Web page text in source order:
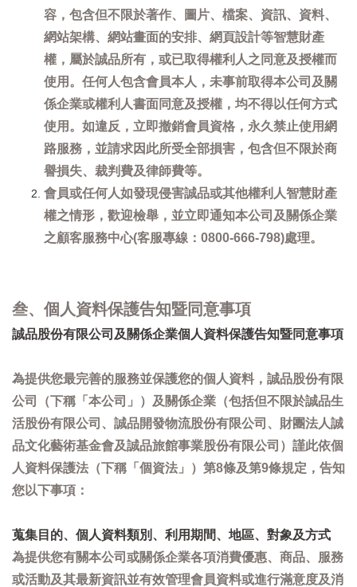
容，包含但不限於著作、圖片、檔案、資訊、資料、
網站架構、網站畫面的安排、網頁設計等智慧財產
權，屬於誠品所有，或已取得權利人之同意及授權而
使用。任何人包含會員本人，未事前取得本公司及關
係企業或權利人書面同意及授權，均不得以任何方式
使用。如違反，立即撤銷會員資格，永久禁止使用網
路服務，並請求因此所受全部損害，包含但不限於商
譽損失、裁判費及律師費等。
會員或任何人如發現侵害誠品或其他權利人智慧財產
權之情形，歡迎檢舉，並立即通知本公司及關係企業
之顧客服務中心(客服專線：0800-666-798)處理。
叁、個人資料保護告知暨同意事項
誠品股份有限公司及關係企業個人資料保護告知暨同意事項
為提供您最完善的服務並保護您的個人資料，誠品股份有限
公司（下稱「本公司」）及關係企業（包括但不限於誠品生
活股份有限公司、誠品開發物流股份有限公司、財團法人誠
品文化藝術基金會及誠品旅館事業股份有限公司）謹此依個
人資料保護法（下稱「個資法」）第8條及第9條規定，告知
您以下事項：
蒐集目的、個人資料類別、利用期間、地區、對象及方式
為提供您有關本公司或關係企業各項消費優惠、商品、服務
或活動及其最新資訊並有效管理會員資料或進行滿意度及消